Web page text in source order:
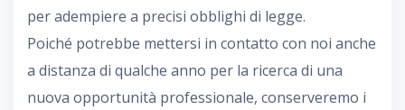
per adempiere a precisi obblighi di legge.
Poiché potrebbe mettersi in contatto con noi anche
a distanza di qualche anno per la ricerca di una
nuova opportunità professionale, conserveremo i